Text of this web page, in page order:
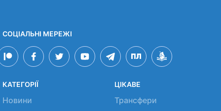
СОЦІАЛЬНІ МЕРЕЖІ
КАТЕГОРІЇ
Новини
ЦІКАВЕ
Трансфери